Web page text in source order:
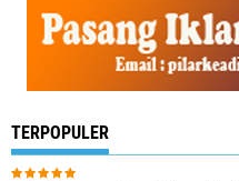
TERPOPULER